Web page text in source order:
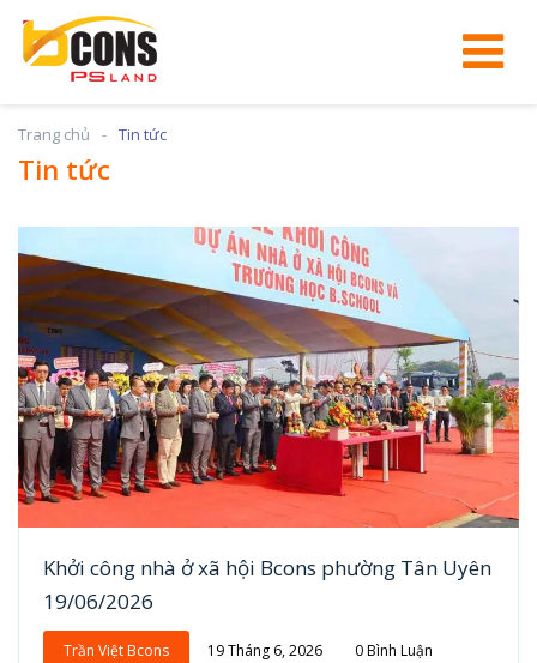
Trang chủ Tin tức
Tin tức
Khởi công nhà ở xã hội Bcons phường Tân Uyên
19/06/2026
Trần Việt Bcons 19 Tháng 6, 2026 0 Bình Luận